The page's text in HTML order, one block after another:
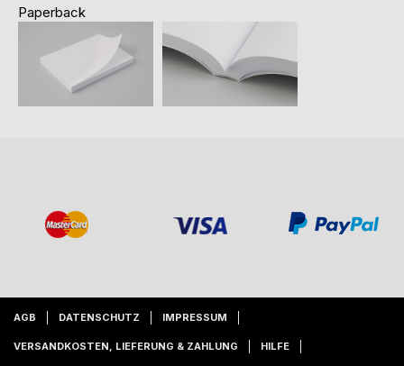
Paperback
AGB DATENSCHUTZ IMPRESSUM
VERSANDKOSTEN, LIEFERUNG & ZAHLUNG HILFE